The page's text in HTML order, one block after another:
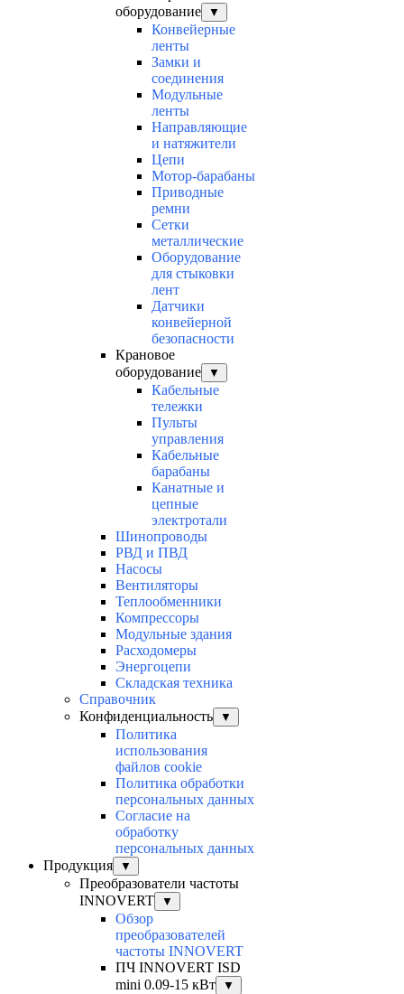
оборудование
▼
Конвейерные
ленты
Замки и
соединения
Модульные
ленты
Направляющие
и натяжители
Цепи
Мотор-барабаны
Приводные
ремни
Сетки
металлические
Оборудование
для стыковки
лент
Датчики
конвейерной
безопасности
Крановое
оборудование
▼
Кабельные
тележки
Пульты
управления
Кабельные
барабаны
Канатные и
цепные
электротали
Шинопроводы
РВД и ПВД
Насосы
Вентиляторы
Теплообменники
Компрессоры
Модульные здания
Расходомеры
Энергоцепи
Складская техника
Справочник
Конфиденциальность
▼
Политика
использования
файлов cookie
Политика обработки
персональных данных
Согласие на
обработку
персональных данных
Продукция
▼
Преобразователи частоты
INNOVERT
▼
Обзор
преобразователей
частоты INNOVERT
ПЧ INNOVERT ISD
mini 0.09-15 кВт
▼